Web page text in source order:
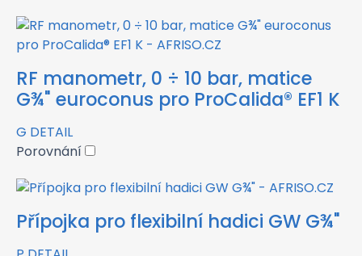
RF manometr, 0 ÷ 10 bar, matice
G¾" euroconus pro ProCalida® EF1 K
G DETAIL
Porovnání
Přípojka pro flexibilní hadici GW G¾"